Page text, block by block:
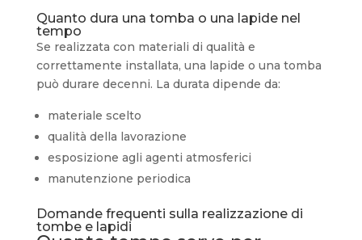
Quanto dura una tomba o una lapide nel
tempo
Se realizzata con materiali di qualità e
correttamente installata, una lapide o una tomba
può durare decenni. La durata dipende da:
materiale scelto
qualità della lavorazione
esposizione agli agenti atmosferici
manutenzione periodica
Domande frequenti sulla realizzazione di
tombe e lapidi